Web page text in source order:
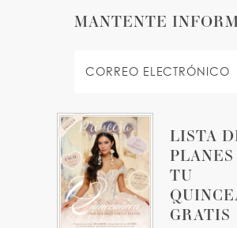
LISTA
TU
GRATIS
MANTENTE